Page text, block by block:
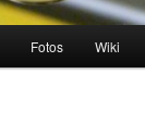
Fotos Wiki